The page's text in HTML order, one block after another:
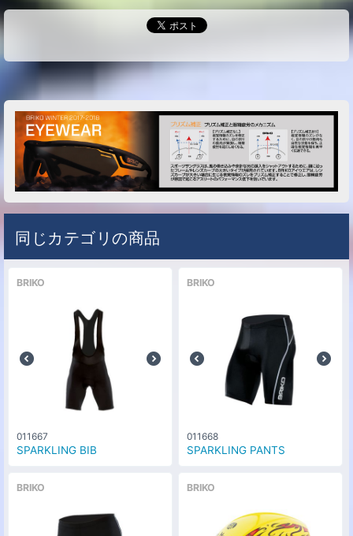
同じカテゴリの商品
BRIKO
011667
SPARKLING BIB
BRIKO
011668
SPARKLING PANTS
BRIKO BRIKO